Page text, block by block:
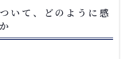
いて、どのように感